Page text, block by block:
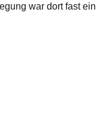
war dort fast ein